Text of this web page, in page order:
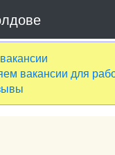
вакансии для